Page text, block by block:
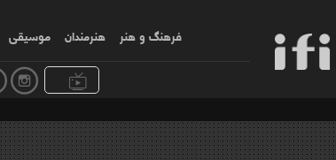
فرهنگ و هنر هنرمندان موسیقی